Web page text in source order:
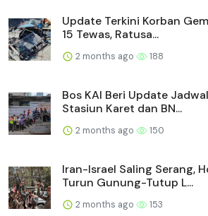
Update Terkini Korban
15 Tewas, Ratusa...
2 months ago 188
Bos KAI Beri Update
Stasiun Karet dan BN...
2 months ago 150
Iran-Israel Saling Serang,
Turun Gunung-Tutup L...
2 months ago 153